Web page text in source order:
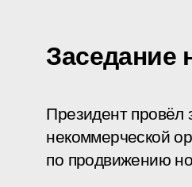
Заседание
Президент провёл
некоммерческой
по продвижению